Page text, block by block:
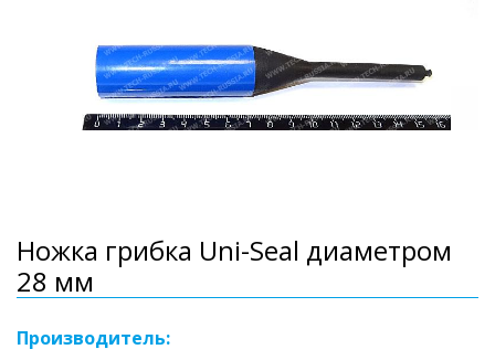
Ножка грибка Uni-Seal диаметром
28 мм
Производитель: